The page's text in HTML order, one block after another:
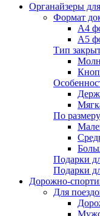
Органайзеры
Формат
А4
А5
Тип
По размеру
Подарки
Подарки
Дорожно-
Для